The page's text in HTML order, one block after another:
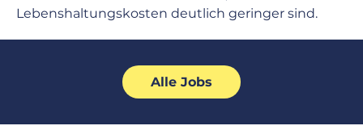
Alle Jobs
Lebenshaltungskosten deutlich geringer sind.